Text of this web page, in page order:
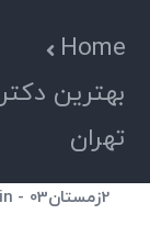
Home
بهترین
تهران
2زمستان03 in